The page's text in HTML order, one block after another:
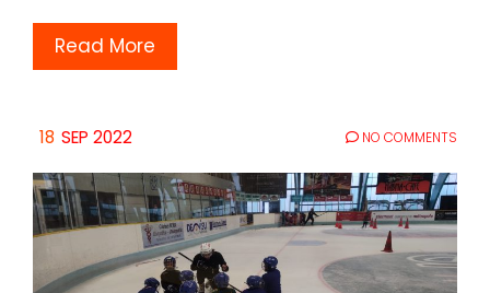
Read More
18 SEP 2022 NO COMMENTS